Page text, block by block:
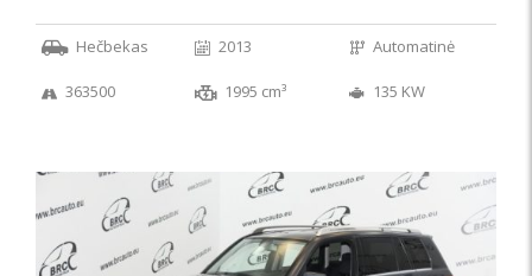
Hečbekas 2013 Automatinė
363500 1995 cm³ 135 KW
IŠSKIRTINIS